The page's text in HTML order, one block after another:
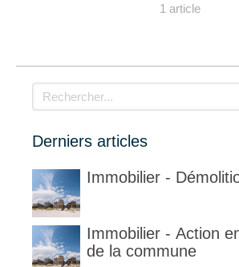
1 article
Rechercher
Derniers articles
Immobilier -
Immobilier - Action
de la commune